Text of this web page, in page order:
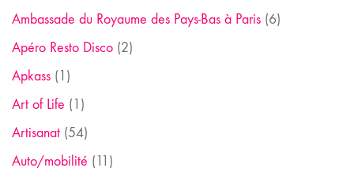
Ambassade du Royaume des Pays-Bas à Paris (6)
Apéro Resto Disco (2)
Apkass (1)
Art of Life (1)
Artisanat (54)
Auto/mobilité (11)